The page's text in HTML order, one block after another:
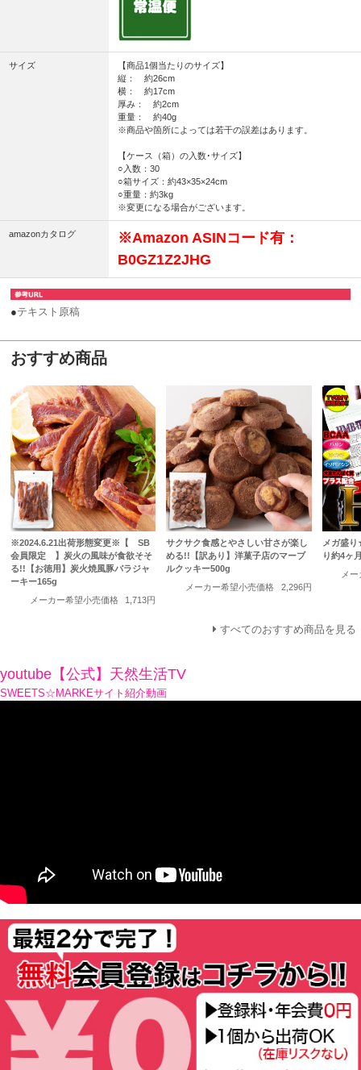
サイズ
【商品1個当たりのサイズ】
縦： 約26cm
横： 約17cm
厚み： 約2cm
重量： 約40g
※商品や箇所によっては若干の誤差はあります。
【ケース（箱）の入数･サイズ】
○入数：30
○箱サイズ：約43×35×24cm
○重量：約3kg
※変更になる場合がございます。
amazonカタログ
※Amazon ASINコード有：
B0GZ1Z2JHG
●テキスト原稿
おすすめ商品
※2024.6.21出荷形態変更※【 SB
会員限定 】炭火の風味が食欲そそ
る!!【お徳用】炭火焼風豚バラジャ
ーキー165g
メーカー希望小売価格
1,713円
サクサク食感とやさしい甘さが楽し
める!!【訳あり】洋菓子店のマーブ
ルクッキー500g
メーカー希望小売価格
2,296円
メガ盛
り約4ヶ
メ
すべてのおすすめ商品を見る
youtube【公式】天然生活TV
SWEETS☆MARKEサイト紹介動画